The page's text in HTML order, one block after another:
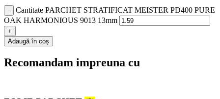
Cantitate PARCHET STRATIFICAT MEISTER PD400 PURE
OAK HARMONIOUS 9013 13mm
Adaugă în coș
Recomandam impreuna cu